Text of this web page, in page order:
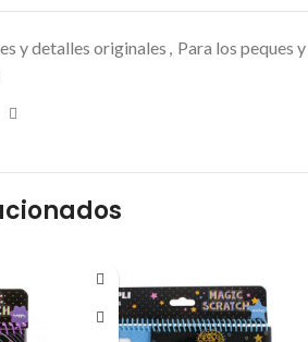
y detalles originales , Para los peques y